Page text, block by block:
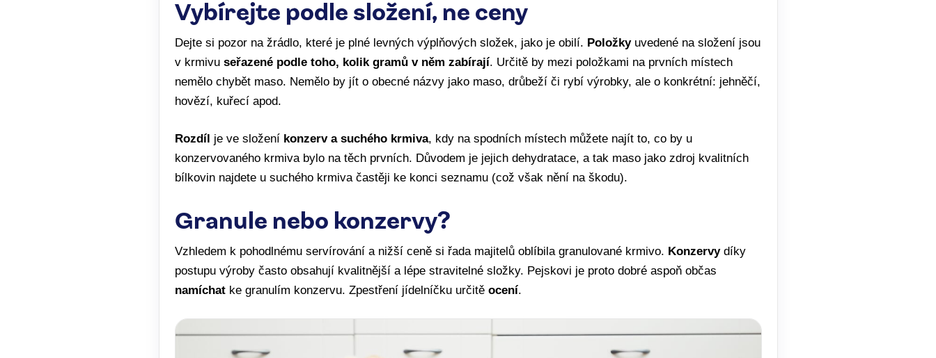
Vybírejte podle složení, ne ceny
Dejte si pozor na žrádlo, které je plné levných výplňových složek, jako je obilí. Položky uvedené na složení jsou
v krmivu seřazené podle toho, kolik gramů v něm zabírají. Určitě by mezi položkami na prvních místech
nemělo chybět maso. Nemělo by jít o obecné názvy jako maso, drůbeží či rybí výrobky, ale o konkrétní: jehněčí,
hovězí, kuřecí apod.
Rozdíl je ve složeníkonzerv a suchého krmiva, kdy na spodních místech můžete najít to, co by u
konzervovaného krmiva bylo na těch prvních. Důvodem je jejich dehydratace, a tak maso jako zdroj kvalitních
bílkovin najdete u suchého krmiva častěji ke konci seznamu (což však nění na škodu).
Granule nebo konzervy?
Vzhledem k pohodlnému servírování a nižší ceně si řada majitelů oblíbila granulované krmivo. Konzervydíky
postupu výroby často obsahují kvalitnější a lépe stravitelné složky. Pejskovi je proto dobré aspoň občas
namíchatke granulím konzervu. Zpestření jídelníčku určitěocení.